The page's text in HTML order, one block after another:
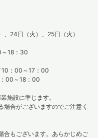
24日（火）、25日（火）
～18：30
：00～17：00
00～18：00
施設に準じます。
場合がございますのでご注意く
合もございます。あらかじめご